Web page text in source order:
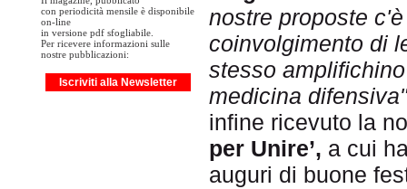
con periodicità mensile è disponibile
on-line
in versione pdf sfogliabile.
Per ricevere informazioni sulle
nostre pubblicazioni:
Iscriviti alla Newsletter
nostre proposte
coinvolgimento di
stesso
medicina
infine ricevuto la
per Unire’, a cui
auguri di buone